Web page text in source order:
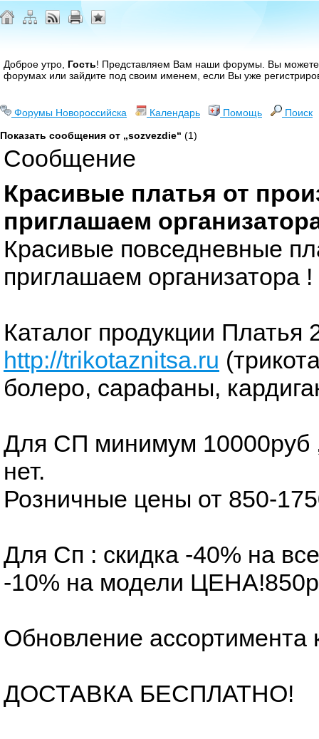
Доброе утро, Гость! Представляем Вам наши форумы. Вы
форумах или зайдите под своим именем, если Вы уже
Форумы Новороссийска Календарь Помощь
Поиск
Показать сообщения от „sozvezdie“ (1)
Сообщение
Красивые платья от
приглашаем
Красивые повседневные
приглашаем организатора !
Каталог продукции Платья
http://trikotaznitsa.ru
болеро, сарафаны,
Для СП минимум 10000руб
нет.
Розничные цены от 850-
Для Сп : скидка -40% на
-10% на модели
Обновление
ДОСТАВКА БЕСПЛАТНО!